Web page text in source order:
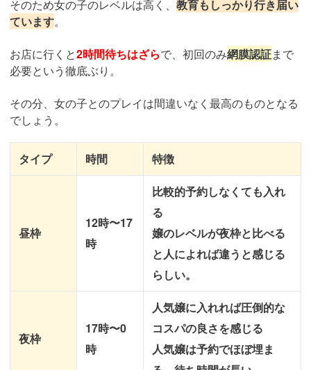
そのため女の子のレベルは高く、 教育もしっかり行き届い
ています。
お店に行くと2時間待ちはざらで、初回のみ網膜認証まで
必要という徹底ぶり。
その分、女の子とのプレイは間違いなく最高のものとなる
でしょう。
タイプ 時間 特徴
昼枠
12時〜17
時
比較的予約しなくても入れ
る
嬢のレベルが夜枠と比べる
と人によれば違うと感じる
らしい。
夜枠
17時〜0
時
人気嬢に入れれば圧倒的な
コスパの良さを感じる
人気嬢は予約でほぼ埋ま